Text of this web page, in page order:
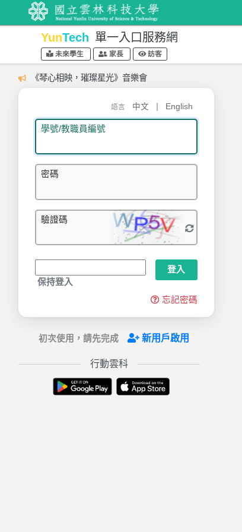
YunTech 單一入口服務網
未來學生 家長 訪客
《琴心相映，璀璨星光》音樂會
語言 中文 English
學號/教職員編號
密碼
驗證碼
保持登入
登入
忘記密碼
初次使用，請先完成 新用戶啟用
行動雲科